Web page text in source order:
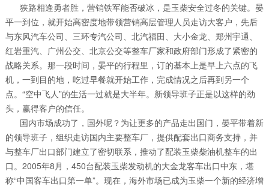
狭路相逢勇者胜，营销铁军能否破冰，是玉柴安全过冬的关键。晏
平一到位，就开始高密度地带领营销高层管理人员走访大客户，先后
与东风汽车公司、三环专汽公司、北汽福田、大小金龙、郑州宇通、
红岩重汽、广州公交、北京公交等整车厂家和政府部门形成了紧密的
战略关系。那一段时间，晏平的行程里，订的基本上是早上六点的飞
机，一到目的地，吃过早餐就开始工作，完成情况之后再到另一个
点。“空中飞人”的生活一过就是大半年。新领导班子正是以这样的劲
头，赢得客户的信任。
国内市场成功了，国外呢？为让更多的产品走出国门，晏平带着新
的领导班子，组织走访国内主要整车厂，提供配套出口商务支持，并
与整车厂出口部门建立了密切联系，推动了配装玉柴柴油机整车的出
口。2005年8月，450台配装玉柴发动机的大金龙客车出口中东，堪
称“中国客车出口第一单”。现在，海外市场已成为玉柴一个新的经济增